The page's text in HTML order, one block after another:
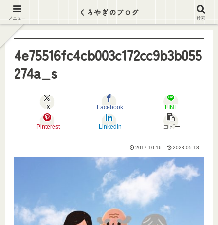
逃げ出そう この労働地獄から
4e75516fc4cb003c172cc9b3b055
274a_s
X Facebook LINE
Pinterest LinkedIn コピー
2017.10.16 2023.05.18
メニュー
くろやぎのブログ
検索